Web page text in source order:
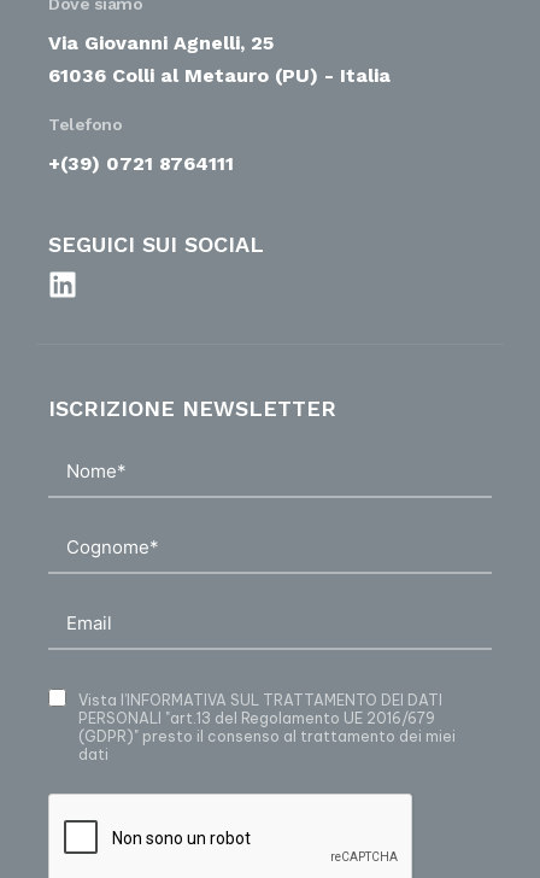
Via Giovanni Agnelli, 25
61036 Colli al Metauro (PU) - Italia
Telefono
+(39) 0721 8764111
SEGUICI SUI SOCIAL
ISCRIZIONE NEWSLETTER
Vista l’INFORMATIVA SUL TRATTAMENTO DEI DATI
PERSONALI
"art.13 del Regolamento UE 2016/679
(GDPR)" presto il consenso al trattamento dei miei
dati